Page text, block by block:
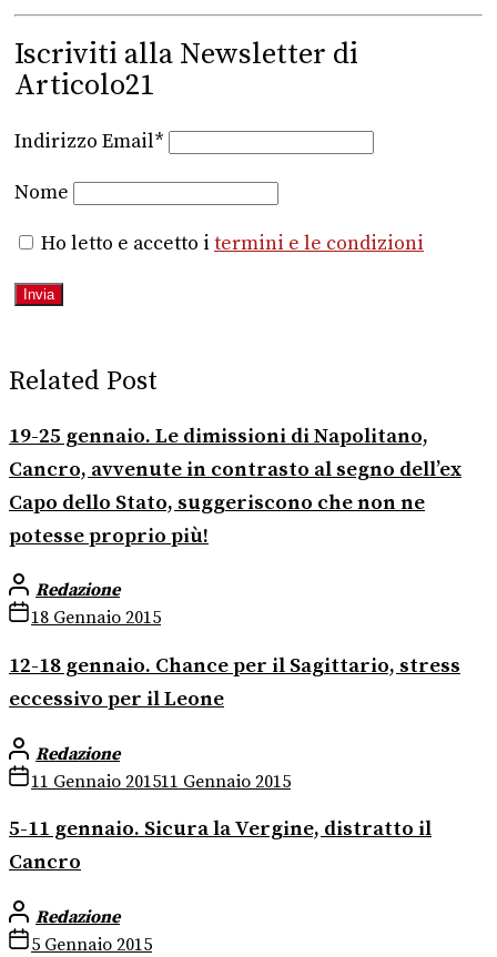
Iscriviti alla Newsletter di
Articolo21
Indirizzo Email*
Nome
Ho letto e accetto i termini e le condizioni
Related Post
19-25 gennaio. Le dimissioni di Napolitano,
Cancro, avvenute in contrasto al segno dell’ex
Capo dello Stato, suggeriscono che non ne
potesse proprio più!
Redazione
18 Gennaio 2015
12-18 gennaio. Chance per il Sagittario, stress
eccessivo per il Leone
Redazione
11 Gennaio 201511 Gennaio 2015
5-11 gennaio. Sicura la Vergine, distratto il
Cancro
Redazione
5 Gennaio 2015